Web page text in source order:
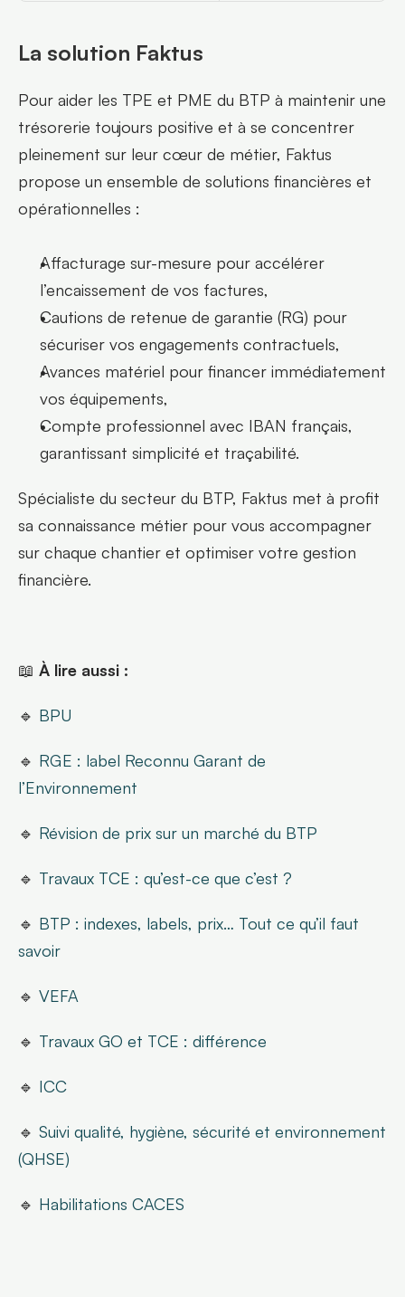
La solution Faktus
Pour aider les TPE et PME du BTP à maintenir une
trésorerie toujours positive et à se concentrer
pleinement sur leur cœur de métier, Faktus
propose un ensemble de solutions financières et
opérationnelles :
Affacturage sur-mesure pour accélérer
l’encaissement de vos factures,
Cautions de retenue de garantie (RG) pour
sécuriser vos engagements contractuels,
Avances matériel pour financer immédiatement
vos équipements,
Compte professionnel avec IBAN français,
garantissant simplicité et traçabilité.
Spécialiste du secteur du BTP, Faktus met à profit
sa connaissance métier pour vous accompagner
sur chaque chantier et optimiser votre gestion
financière.
📖 À lire aussi :
🔹 BPU
🔹 RGE : label Reconnu Garant de
l’Environnement
🔹 Révision de prix sur un marché du BTP
🔹 Travaux TCE : qu’est-ce que c’est ?
🔹 BTP : indexes, labels, prix… Tout ce qu’il faut
savoir
🔹 VEFA
🔹 Travaux GO et TCE : différence
🔹 ICC
🔹 Suivi qualité, hygiène, sécurité et environnement
(QHSE)
🔹 Habilitations CACES